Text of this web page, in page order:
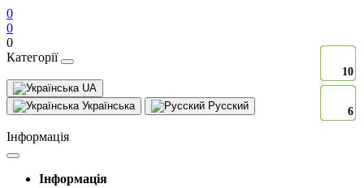
0
0
0
Категорії
UA
Українська
Русский
Інформація
Інформація
10
6
10
6
10
6
10
6
10
6
10
6
10
6
10
6
10
6
10
6
10
6
10
6
10
6
10
6
10
6
10
6
10
6